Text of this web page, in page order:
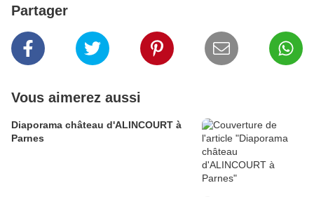
Partager
Vous aimerez aussi
Diaporama château d'ALINCOURT à
Parnes